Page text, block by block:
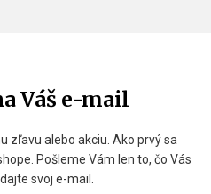
Váš e-mail
zľavu alebo akciu. Ako prvý sa
Pošleme Vám len to, čo Vás
svoj e-mail.